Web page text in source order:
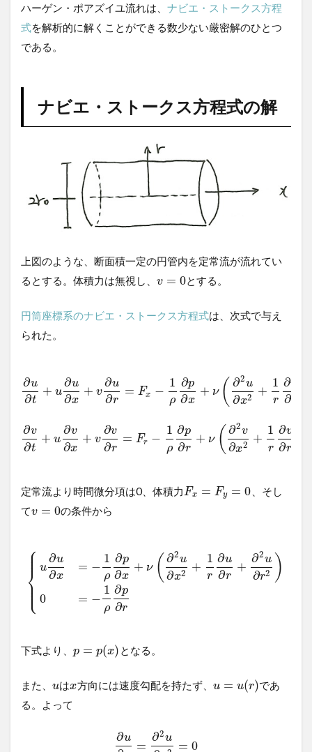
摩擦
応力
と平
均流
速
圧力
ハーゲン・ポアズイユ流れは、 ナビエ・ストークス方程
式を解析的に解くことができる数少ない厳密解のひとつ
である。
ナビエ・ストークス方程式の解
上図のような、断面積一定の円管内を定常流が流れてい
るとする。体積力は無視し、 v = 0とする。
円筒座標系のナビエ・ストークス方程式は、次式で与え
られた。
∂u
∂t
+ u
∂u
∂x
+ v
∂u
∂r
= Fx −
1
ρ
∂p
∂x
+ ν ( ∂2u
∂x2 +
1
r
∂u
∂
∂v
∂t
+ u
∂v
∂x
+ v
∂v
∂r
= Fr −
1
ρ
∂p
∂r
+ ν ( ∂2v
∂x2 +
1
r
∂v
∂r
定常流より時間微分項は0、体積力Fx = Fy = 0 、そし
てv = 0の条件から
⎧
⎩
⎨
⎪
⎪
⎪
⎪
⎪⎪
u
∂u
∂x
0
= −
1
ρ
∂p
∂x
+ ν ( ∂2u
∂x2 +
1
r
∂u
∂r
+
∂2u
∂r2 )
= −
1
ρ
∂p
∂r
下式より、 p = p(x) となる。
また、 uはx方向には速度勾配を持たず、 u = u(r)であ
る。よって
∂u
=
∂2u
= 0